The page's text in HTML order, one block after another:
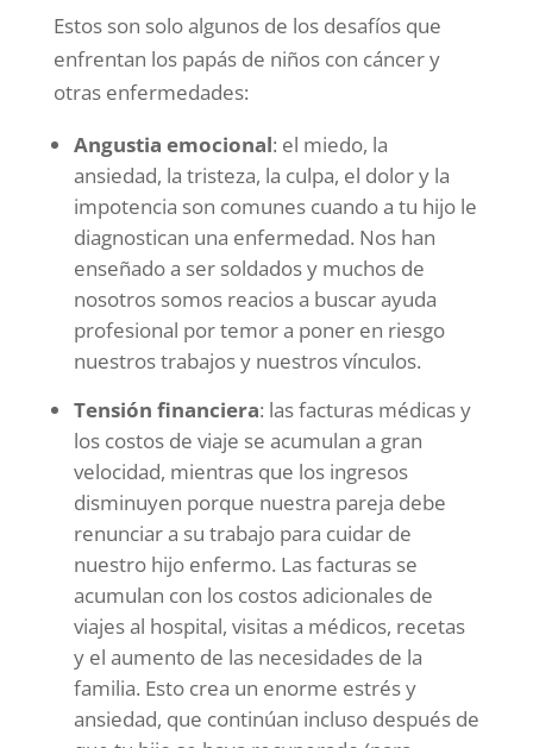
Estos son solo algunos de los desafíos que
enfrentan los papás de niños con cáncer y
otras enfermedades:
Angustia emocional: el miedo, la
ansiedad, la tristeza, la culpa, el dolor y la
impotencia son comunes cuando a tu hijo le
diagnostican una enfermedad. Nos han
enseñado a ser soldados y muchos de
nosotros somos reacios a buscar ayuda
profesional por temor a poner en riesgo
nuestros trabajos y nuestros vínculos.
Tensión financiera: las facturas médicas y
los costos de viaje se acumulan a gran
velocidad, mientras que los ingresos
disminuyen porque nuestra pareja debe
renunciar a su trabajo para cuidar de
nuestro hijo enfermo. Las facturas se
acumulan con los costos adicionales de
viajes al hospital, visitas a médicos, recetas
y el aumento de las necesidades de la
familia. Esto crea un enorme estrés y
ansiedad, que continúan incluso después de